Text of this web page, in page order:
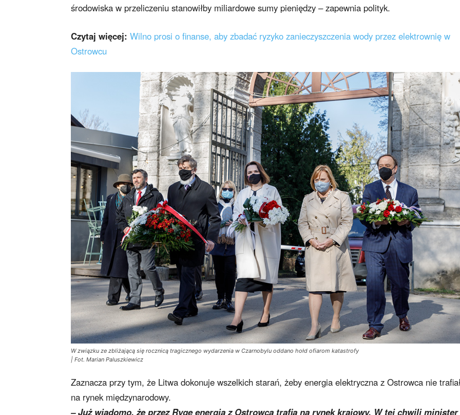
środowiska w przeliczeniu stanowiłby miliardowe sumy pieniędzy – zapewnia polityk.
Czytaj więcej: Wilno prosi o finanse, aby zbadać ryzyko zanieczyszczenia wody przez elektrownię w
Ostrowcu
W związku ze zbliżającą się rocznicą tragicznego wydarzenia w Czarnobylu oddano hołd ofiarom katastrofy
| Fot. Marian Paluszkiewicz
Zaznacza przy tym, że Litwa dokonuje wszelkich starań, żeby energia elektryczna z Ostrowca nie
na rynek międzynarodowy.
– Już wiadomo, że przez Rygę energia z Ostrowca trafia na rynek krajowy. W tej chwili minister